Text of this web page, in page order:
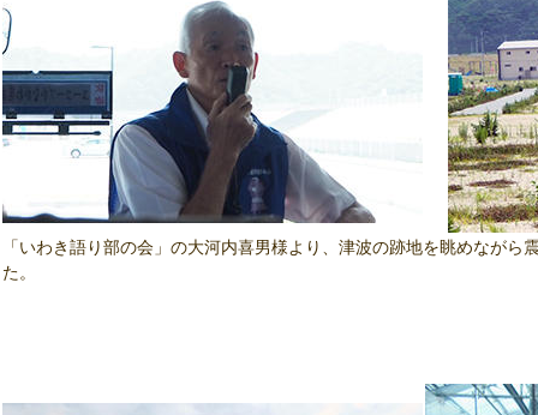
「いわき語り部の会」の大河内喜男様より、津波の跡地を眺めなが
た。